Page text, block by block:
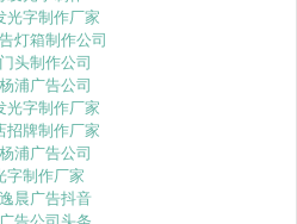
光字制作厂家
灯箱制作公司
头制作公司
浦广告公司
光字制作厂家
招牌制作厂家
浦广告公司
字制作厂家
晨广告抖音